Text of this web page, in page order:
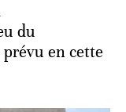
du
en cette